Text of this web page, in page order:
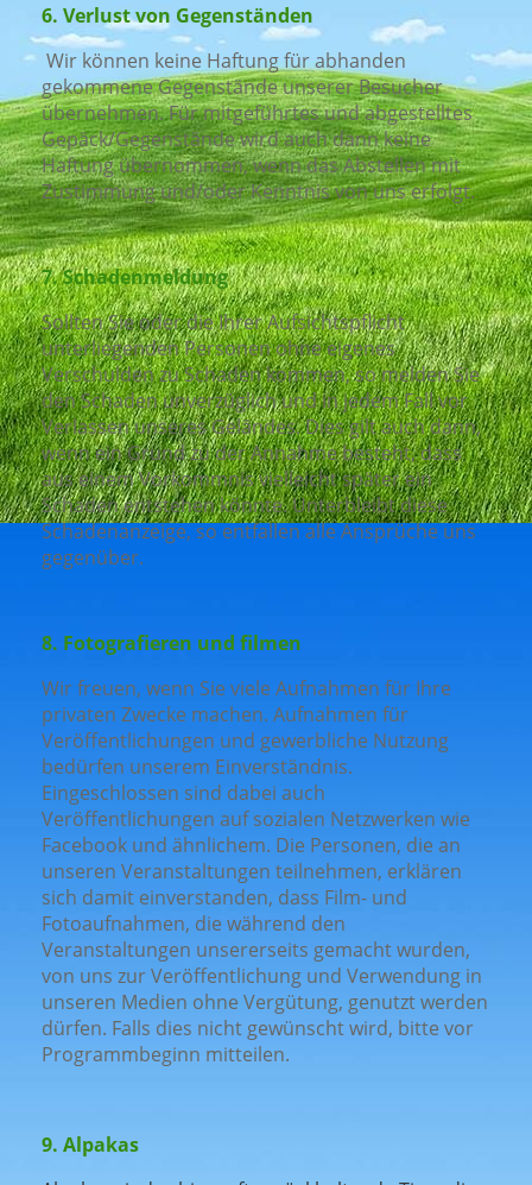
6. Verlust von Gegenständen
Wir können keine Haftung für abhanden
gekommene Gegenstände unserer Besucher
übernehmen. Für mitgeführtes und abgestelltes
Gepäck/Gegenstände wird auch dann keine
Haftung übernommen, wenn das Abstellen mit
Zustimmung und/oder Kenntnis von uns erfolgt.
7. Schadenmeldung
Sollten Sie oder die Ihrer Aufsichtspflicht
unterliegenden Personen ohne eigenes
Verschulden zu Schaden kommen, so melden Sie
den Schaden unverzüglich und in jedem Fall vor
Verlassen unseres Geländes. Dies gilt auch dann,
wenn ein Grund zu der Annahme besteht, dass
aus einem Vorkommnis vielleicht später ein
Schaden entstehen könnte. Unterbleibt diese
Schadenanzeige, so entfallen alle Ansprüche uns
gegenüber.
8. Fotografieren und filmen
Wir freuen, wenn Sie viele Aufnahmen für Ihre
privaten Zwecke machen. Aufnahmen für
Veröffentlichungen und gewerbliche Nutzung
bedürfen unserem Einverständnis.
Eingeschlossen sind dabei auch
Veröffentlichungen auf sozialen Netzwerken wie
Facebook und ähnlichem. Die Personen, die an
unseren Veranstaltungen teilnehmen, erklären
sich damit einverstanden, dass Film- und
Fotoaufnahmen, die während den
Veranstaltungen unsererseits gemacht wurden,
von uns zur Veröffentlichung und Verwendung in
unseren Medien ohne Vergütung, genutzt werden
dürfen. Falls dies nicht gewünscht wird, bitte vor
Programmbeginn mitteilen.
9. Alpakas